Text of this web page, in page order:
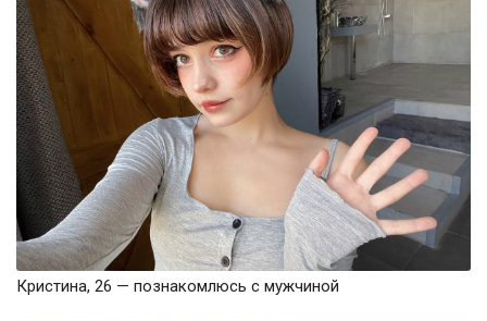
Кристина, 26 — познакомлюсь с мужчиной